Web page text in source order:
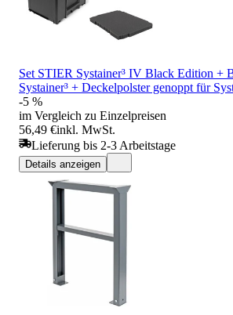
Set STIER Systainer³ IV Black Edition +
Systainer³ + Deckelpolster genoppt für
-5 %
im Vergleich zu Einzelpreisen
56,49 €inkl. MwSt.
Lieferung bis 2-3 Arbeitstage
Details anzeigen